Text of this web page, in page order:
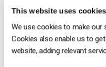
This website uses cookies
We use cookies to make our
Cookies also enable us to
website, adding relevant
Inserito inIl blog degli